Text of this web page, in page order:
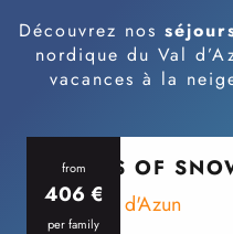
Découvrez nos
nordique du Val
vacances à la
from
406€
per family
GAMES OF
In the Val d'Azun